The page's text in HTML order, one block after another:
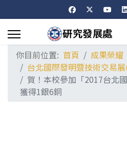
你目前位置: 首頁 成果榮耀
台北國際發明暨技術交易
賀！本校參加「2017台北
獲得1銀6銅